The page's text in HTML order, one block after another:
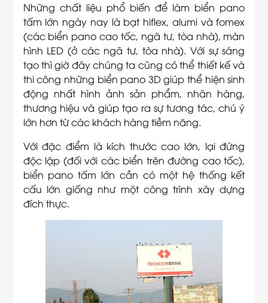
Những chất liệu phổ biến để làm biển pano
tấm lớn ngày nay là bạt hiflex, alumi và fomex
(các biển pano cao tốc, ngã tư, tòa nhà), màn
hình LED (ở các ngã tư, tòa nhà). Với sự sáng
tạo thì giờ đây chúng ta cũng có thể thiết kế và
thi công những biển pano 3D giúp thể hiện sinh
động nhất hình ảnh sản phẩm, nhãn hàng,
thương hiệu và giúp tạo ra sự tương tác, chú ý
lớn hơn từ các khách hàng tiềm năng.
Với đặc điểm là kích thước cao lớn, lại đứng
độc lập (đối với các biển trên đường cao tốc),
biển pano tấm lớn cần có một hệ thống kết
cấu lớn giống như một công trình xây dựng
đích thực.